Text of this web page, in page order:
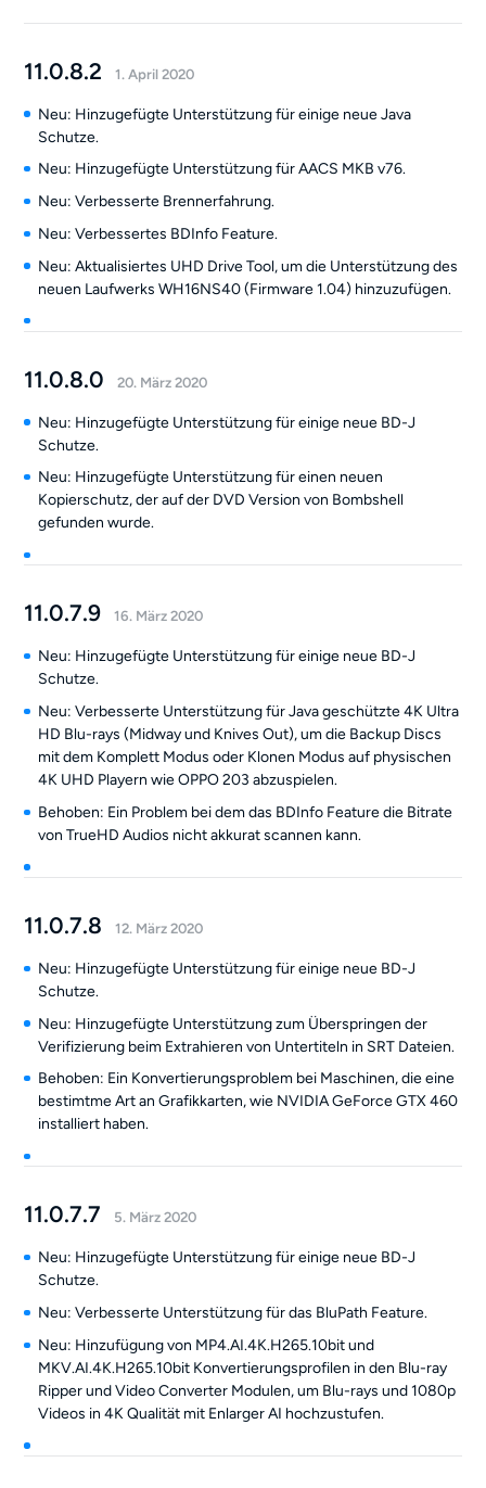
11.0.8.2 1. April 2020
Neu: Hinzugefügte Unterstützung für einige neue Java
Schutze.
Neu: Hinzugefügte Unterstützung für AACS MKB v76.
Neu: Verbesserte Brennerfahrung.
Neu: Verbessertes BDInfo Feature.
Neu: Aktualisiertes UHD Drive Tool, um die Unterstützung des
neuen Laufwerks WH16NS40 (Firmware 1.04) hinzuzufügen.
11.0.8.0 20. März 2020
Neu: Hinzugefügte Unterstützung für einige neue BD-J
Schutze.
Neu: Hinzugefügte Unterstützung für einen neuen
Kopierschutz, der auf der DVD Version von Bombshell
gefunden wurde.
11.0.7.9 16. März 2020
Neu: Hinzugefügte Unterstützung für einige neue BD-J
Schutze.
Neu: Verbesserte Unterstützung für Java geschützte 4K Ultra
HD Blu-rays (Midway und Knives Out), um die Backup Discs
mit dem Komplett Modus oder Klonen Modus auf physischen
4K UHD Playern wie OPPO 203 abzuspielen.
Behoben: Ein Problem bei dem das BDInfo Feature die Bitrate
von TrueHD Audios nicht akkurat scannen kann.
11.0.7.8 12. März 2020
Neu: Hinzugefügte Unterstützung für einige neue BD-J
Schutze.
Neu: Hinzugefügte Unterstützung zum Überspringen der
Verifizierung beim Extrahieren von Untertiteln in SRT Dateien.
Behoben: Ein Konvertierungsproblem bei Maschinen, die eine
bestimtme Art an Grafikkarten, wie NVIDIA GeForce GTX 460
installiert haben.
11.0.7.7 5. März 2020
Neu: Hinzugefügte Unterstützung für einige neue BD-J
Schutze.
Neu: Verbesserte Unterstützung für das BluPath Feature.
Neu: Hinzufügung von MP4.AI.4K.H265.10bit und
MKV.AI.4K.H265.10bit Konvertierungsprofilen in den Blu-ray
Ripper und Video Converter Modulen, um Blu-rays und 1080p
Videos in 4K Qualität mit Enlarger AI hochzustufen.